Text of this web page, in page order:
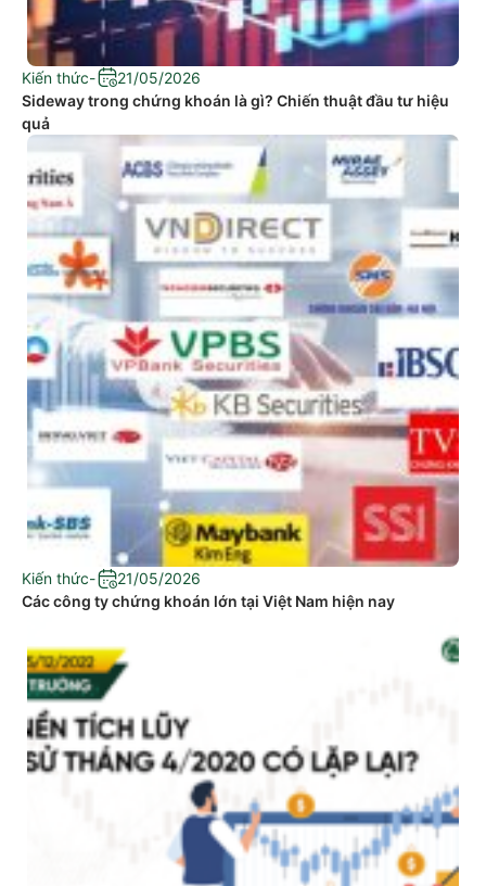
Kiến thức-
21/05/2026
Sideway trong chứng khoán là gì? Chiến thuật đầu tư hiệu
quả
Kiến thức-
21/05/2026
Các công ty chứng khoán lớn tại Việt Nam hiện nay